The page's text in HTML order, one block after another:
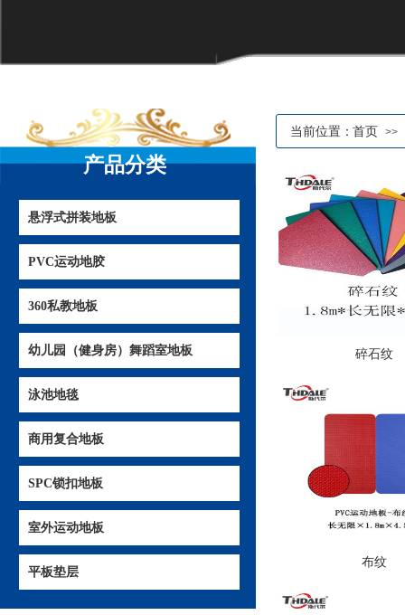
首页 >>
当前位置：
产品分类
碎石纹
布纹
悬浮式拼装地板
PVC运动地胶
360私教地板
幼儿园（健身房）舞蹈室地板
泳池地毯
商用复合地板
SPC锁扣地板
室外运动地板
平板垫层